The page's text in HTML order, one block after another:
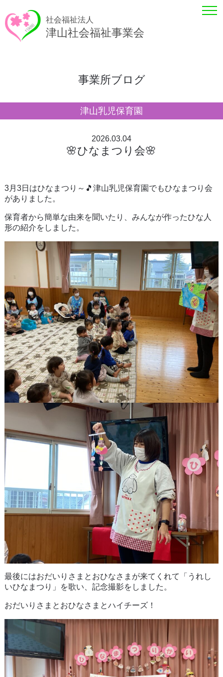
社会福祉法人
津山社会福祉事業会
事業所ブログ
津山乳児保育園
2026.03.04
🌸ひなまつり会🌸
3月3日はひなまつり～🎵津山乳児保育園でもひなまつり会
がありました。
保育者から簡単な由来を聞いたり、みんなが作ったひな人
形の紹介をしました。
最後にはおだいりさまとおひなさまが来てくれて「うれし
いひなまつり」を歌い、記念撮影をしました。
おだいりさまとおひなさまとハイチーズ！